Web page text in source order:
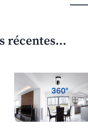
récentes…